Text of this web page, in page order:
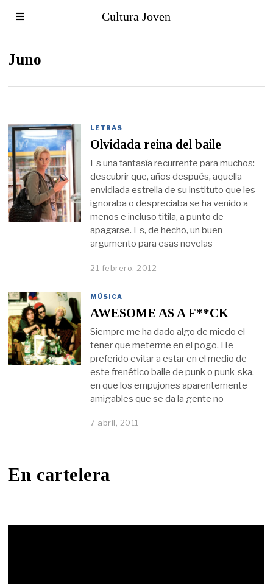
Cultura Joven
Juno
LETRAS
Olvidada reina del baile
Es una fantasía recurrente para muchos:
descubrir que, años después, aquella
envidiada estrella de su instituto que les
ignoraba o despreciaba se ha venido a
menos e incluso titila, a punto de
apagarse. Es, de hecho, un buen
argumento para esas novelas
21 febrero, 2012
MÚSICA
AWESOME AS A F**CK
Siempre me ha dado algo de miedo el
tener que meterme en el pogo. He
preferido evitar a estar en el medio de
este frenético baile de punk o punk-ska,
en que los empujones aparentemente
amigables que se da la gente no
7 abril, 2011
En cartelera